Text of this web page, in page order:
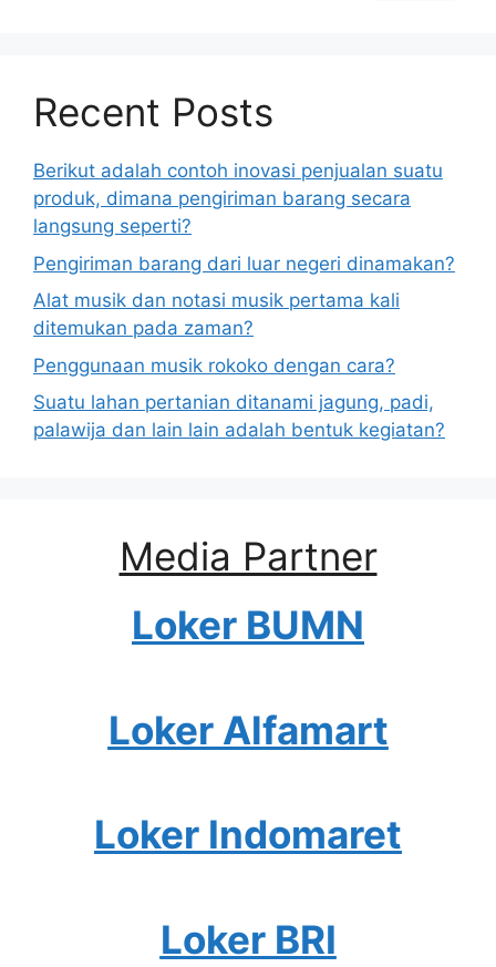
Recent Posts
Berikut adalah contoh inovasi penjualan suatu
produk, dimana pengiriman barang secara
langsung seperti?
Pengiriman barang dari luar negeri dinamakan?
Alat musik dan notasi musik pertama kali
ditemukan pada zaman?
Penggunaan musik rokoko dengan cara?
Suatu lahan pertanian ditanami jagung, padi,
palawija dan lain lain adalah bentuk kegiatan?
Media Partner
Loker BUMN
Loker Alfamart
Loker Indomaret
Loker BRI